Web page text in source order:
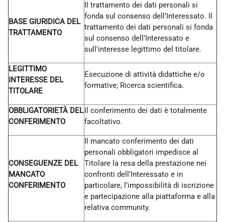
BASE GIURIDICA DEL
TRATTAMENTO
Il trattamento dei dati personali si
fonda sul consenso dell’Interessato. Il
trattamento dei dati personali si fonda
sul consenso dell’Interessato e
sull'interesse legittimo del titolare.
LEGITTIMO
INTERESSE DEL
TITOLARE
Esecuzione di attività didattiche e/o
formative; Ricerca scientifica.
OBBLIGATORIETÀ DEL
CONFERIMENTO
Il conferimento dei dati è totalmente
facoltativo.
CONSEGUENZE DEL
MANCATO
CONFERIMENTO
Il mancato conferimento dei dati
personali obbligatori impedisce al
Titolare la resa della prestazione nei
confronti dell’Interessato e in
particolare, l’impossibilità di iscrizione
e partecipazione alla piattaforma e alla
relativa community.